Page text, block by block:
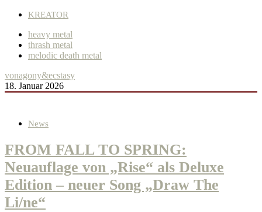
KREATOR
heavy metal
thrash metal
melodic death metal
vonagony&ecstasy
18. Januar 2026
News
FROM FALL TO SPRING:
Neuauflage von „Rise“ als Deluxe
Edition – neuer Song „Draw The
Li/ne“